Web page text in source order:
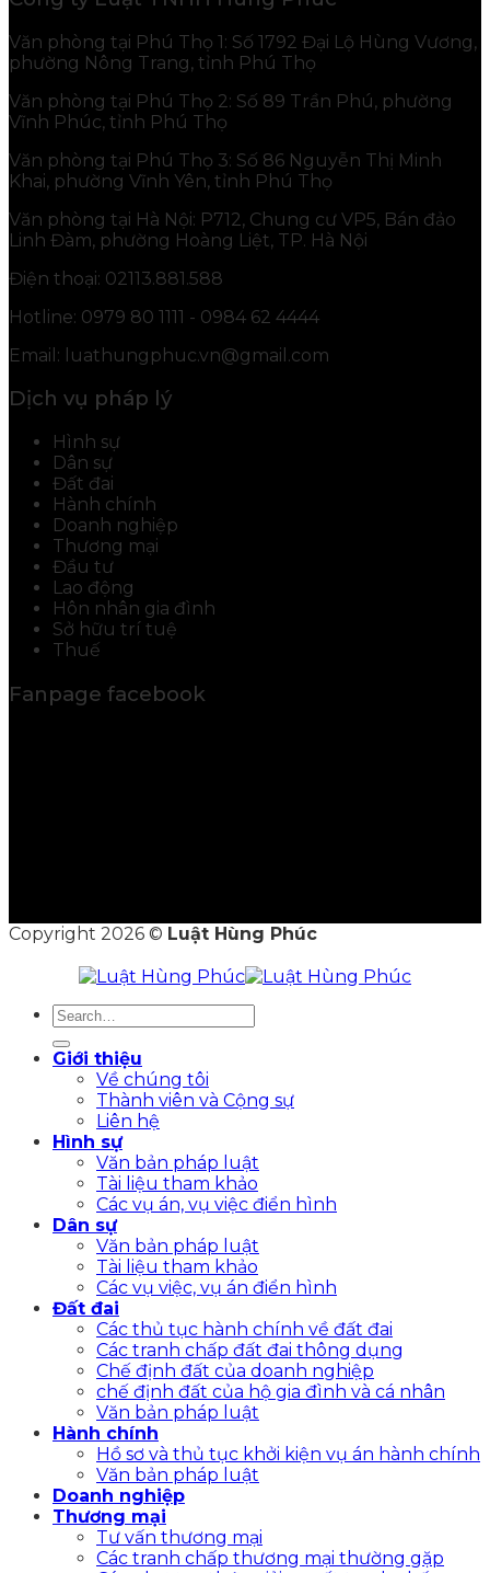
Văn phòng tại Phú Thọ 1: Số 1792 Đại Lộ Hùng Vương,
phường Nông Trang, tỉnh Phú Thọ
Văn phòng tại Phú Thọ 2: Số 89 Trần Phú, phường
Vĩnh Phúc, tỉnh Phú Thọ
Văn phòng tại Phú Thọ 3: Số 86 Nguyễn Thị Minh
Khai, phường Vĩnh Yên, tỉnh Phú Thọ
Văn phòng tại Hà Nội: P712, Chung cư VP5, Bán đảo
Linh Đàm, phường Hoàng Liệt, TP. Hà Nội
Điện thoại: 02113.881.588
Hotline: 0979 80 1111 - 0984 62 4444
Email: luathungphuc.vn@gmail.com
Dịch vụ pháp lý
Hình sự
Dân sự
Đất đai
Hành chính
Doanh nghiệp
Thương mại
Đầu tư
Lao động
Hôn nhân gia đình
Sở hữu trí tuệ
Thuế
Fanpage facebook
Copyright 2026 © Luật Hùng Phúc
Giới thiệu
Về chúng tôi
Thành viên và Cộng sự
Liên hệ
Hình sự
Văn bản pháp luật
Tài liệu tham khảo
Các vụ án, vụ việc điển hình
Dân sự
Văn bản pháp luật
Tài liệu tham khảo
Các vụ việc, vụ án điển hình
Đất đai
Các thủ tục hành chính về đất đai
Các tranh chấp đất đai thông dụng
Chế định đất của doanh nghiệp
chế định đất của hộ gia đình và cá nhân
Văn bản pháp luật
Hành chính
Hồ sơ và thủ tục khởi kiện vụ án hành chính
Văn bản pháp luật
Doanh nghiệp
Thương mại
Tư vấn thương mại
Các tranh chấp thương mại thường gặp